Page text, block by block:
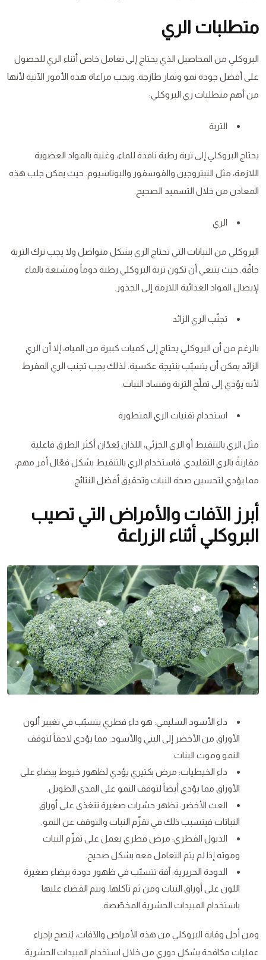
متطلبات الري
البروكلي من المحاصيل الذي يحتاج إلى تعامل خاص أثناء الري للحصول
على أفضل جودة نمو وثمار طازجة. ويجب مراعاة هذه الأمور الآتية لأنها
من أهم متطلبات ري البروكلي:
التربة
يحتاج البروكلي إلى تربة رطبة نافذة للماء، وغنية بالمواد العضوية
اللازمة، مثل النيتروجين والفوسفور والبوتاسيوم. حيث يمكن جلب هذه
المعادن من خلال التسميد الصحيح.
الري
البروكلي من النباتات التي تحتاج الري بشكل متواصل ولا يجب ترك التربة
جافّة. حيث ينبغي أن تكون تربة البروكلي رطبة دوماً ومشبعة بالماء
لإيصال المواد الغذائية اللازمة إلى الجذور.
تجنّب الري الزائد
بالرغم من أن البروكلي يحتاج إلى كميات كبيرة من المياه، إلا أن الري
الزائد يمكن أن يتسبّب بنتيجة عكسية. لذلك يجب تجنب الري المفرط
لأنه يؤدي إلى تملّح التربة وفساد النبات.
استخدام تقنيات الري المتطورة
مثل الري بالتنقيط أو الري الجزئي، اللذان يُعدّان أكثر الطرق فاعلية
مقارنةً بالري التقليدي. فاستخدام الري بالتنقيط بشكل فعّال أمر مهم،
مما يؤدي لتحسين صحة النبات وتحقيق أفضل النتائج.
أبرز الآفات والأمراض التي تصيب
البروكلي أثناء الزراعة
داء الأسود السليمي: هو داء فطري يتسبّب في تغيير ألون
الأوراق من الأخضر إلى البني والأسود. مما يؤدي لاحقاً لتوقف
النمو وموت البنات.
داء الخيطيات: مرض بكتيري يؤدي لظهور خيوط بيضاء على
الأوراق مما يؤدي أيضاً لتوقف النمو على المدى الطويل.
العث الأخضر: تظهر حشرات صغيرة تتغذى على أوراق
النباتات فيتسبب ذلك في تقزّم النبات والتوقف عن النمو.
الذبول الفطري: مرض فطري يعمل على تقزّم النبات
وموته إذا لم يتم التعامل معه بشكل صحيح.
الدودة الحريرية: آفة تتسبّب في ظهور دودة بيضاء صغيرة
اللون على أوراق النبات ومن ثم تآكلها. ويتم القضاء عليها
باستخدام المبيدات الحشرية المخصّصة.
ومن أجل وقاية البروكلي من هذه الأمراض والآفات، يُنصح بإجراء
عمليات مكافحة بشكل دوري من خلال استخدام المبيدات الحشرية.